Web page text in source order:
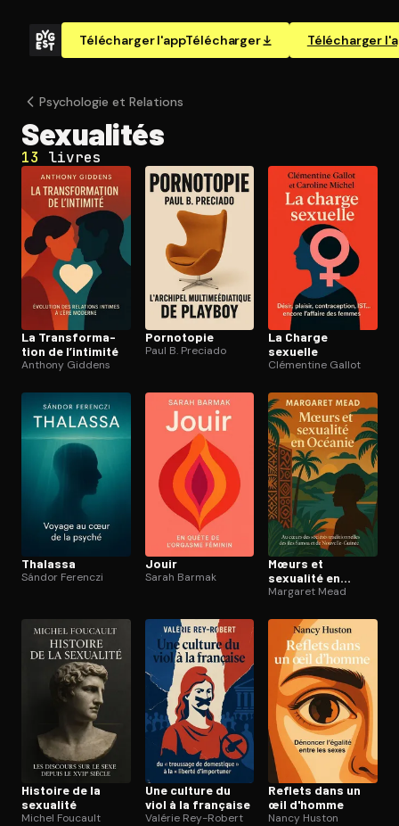
Télécharger l'appTélécharger Télécharger
Ouvre l'app Appareil photo, pointe sur le code. C'est gratuit à
Psychologie et Relations
Sexualités
13 livres
La Trans­for­ma­
tion de l’intimité
Anthony Giddens
Pornotopie
Paul B. Preciado
La Charge
sexuelle
Clémentine Gallot
Thalassa
Sándor Ferenczi
Jouir
Sarah Barmak
Mœurs et
sexualité en
Océanie
Margaret Mead
Histoire de la
sexualité
Michel Foucault
Une culture du
viol à la française
Valérie Rey-Robert
Reflets dans un
œil d'homme
Nancy Huston